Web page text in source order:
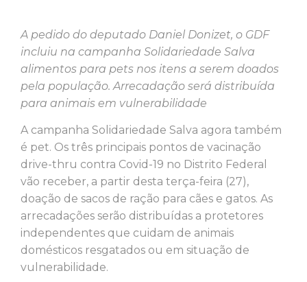
A pedido do deputado Daniel Donizet, o GDF
incluiu na campanha Solidariedade Salva
alimentos para pets nos itens a serem doados
pela população. Arrecadação será distribuída
para animais em vulnerabilidade
A campanha Solidariedade Salva agora também
é pet. Os três principais pontos de vacinação
drive-thru contra Covid-19 no Distrito Federal
vão receber, a partir desta terça-feira (27),
doação de sacos de ração para cães e gatos. As
arrecadações serão distribuídas a protetores
independentes que cuidam de animais
domésticos resgatados ou em situação de
vulnerabilidade.